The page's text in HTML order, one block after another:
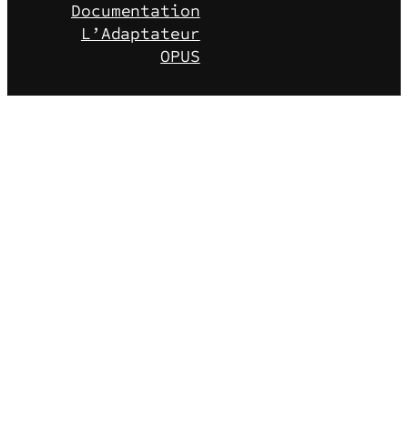
Documentation
L’Adaptateur
OPUS